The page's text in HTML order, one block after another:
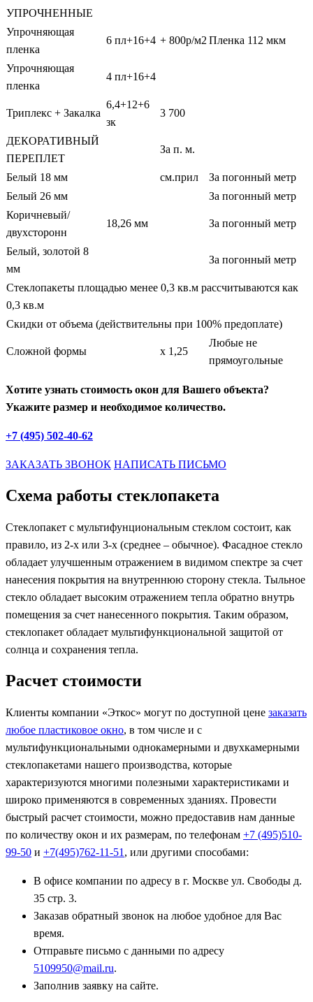
УПРОЧНЕННЫЕ
Упрочняющая
пленка
6 пл+16+4 + 800р/м2Пленка 112 мкм
Упрочняющая
пленка
4 пл+16+4
Триплекс + Закалка
6,4+12+6
зк
3 700
ДЕКОРАТИВНЫЙ
ПЕРЕПЛЕТ
За п. м.
Белый 18 мм см.прил
За погонный метр
Белый 26 мм
За погонный метр
Коричневый/
двухсторонн
18,26 мм За погонный метр
Белый, золотой 8
мм
За погонный метр
Стеклопакеты площадью менее 0,3 кв.м рассчитываются как
0,3 кв.м
Скидки от объема (действительны при 100% предоплате)
Сложной формы х 1,25
Любые не
прямоугольные
Хотите узнать стоимость окон для Вашего объекта?
Укажите размер и необходимое количество.
+7 (495) 502-40-62
ЗАКАЗАТЬ ЗВОНОК НАПИСАТЬ ПИСЬМО
Схема работы стеклопакета
Стеклопакет с мультифунциональным стеклом состоит, как
правило, из 2-х или 3-х (среднее – обычное). Фасадное стекло
обладает улучшенным отражением в видимом спектре за счет
нанесения покрытия на внутреннюю сторону стекла. Тыльное
стекло обладает высоким отражением тепла обратно внутрь
помещения за счет нанесенного покрытия. Таким образом,
стеклопакет обладает мультифункциональной защитой от
солнца и сохранения тепла.
Расчет стоимости
Клиенты компании «Эткос» могут по доступной цене заказать
любое пластиковое окно, в том числе и с
мультифункциональными однокамерными и двухкамерными
стеклопакетами нашего производства, которые
характеризуются многими полезными характеристиками и
широко применяются в современных зданиях. Провести
быстрый расчет стоимости, можно предоставив нам данные
по количеству окон и их размерам, по телефонам +7 (495)510-
99-50 и +7(495)762-11-51 , или другими способами:
В офисе компании по адресу в г. Москве ул. Свободы д.
35 стр. 3.
Заказав обратный звонок на любое удобное для Вас
время.
Отправьте письмо с данными по адресу
5109950@mail.ru.
Заполнив заявку на сайте.